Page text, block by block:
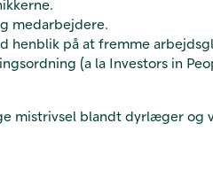
medarbejdere.
henblik på at fremme
(a la Investors in
mistrivsel blandt dyrlæger